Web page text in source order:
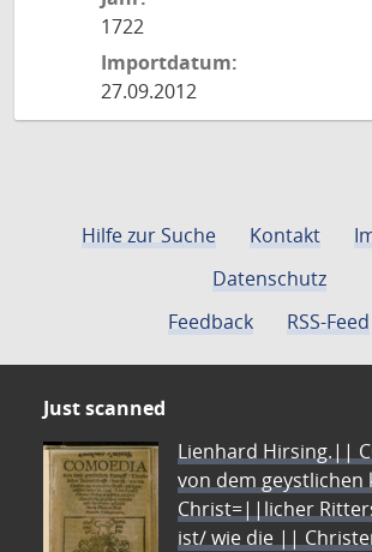
1722
Importdatum:
27.09.2012
Hilfe zur Suche Kontakt
Datenschutz
Feedback
RSS-Feed
Just scanned
Lienhard Hirsing.||
von dem geystlichen
Christ=||licher
ist/ wie die ||